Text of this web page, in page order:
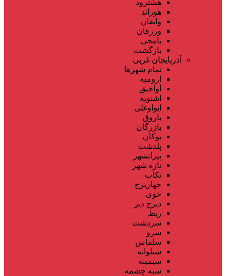
هشترود
هوراند
وایقان
ورزقان
یامچی
بازگشت
آذربایجان غربی
تمام شهر‌ها
ارومیه
آواجیق
اشنویه
ایواوغلی
باروق
بازرگان
بوکان
پلدشت
پیرانشهر
تازه شهر
تکاب
چهاربرج
خوی
دیزج دیز
ربط
سردشت
سرو
سلماس
سیلوانه
سیمینه
سیه چشمه